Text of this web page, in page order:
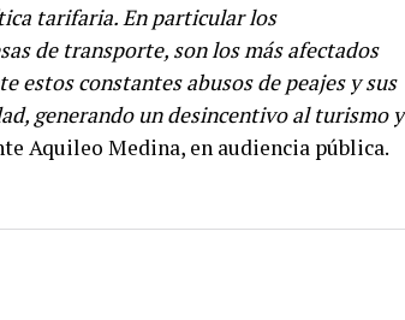
tarifaria. En particular los
de transporte, son los más afectados
estos constantes abusos de peajes y sus
generando un desincentivo al turismo y
Aquileo Medina, en audiencia pública.